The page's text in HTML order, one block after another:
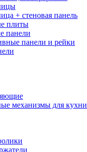
+ стеновая панель
плиты
панели
панели и рейки
механизмы для кухни